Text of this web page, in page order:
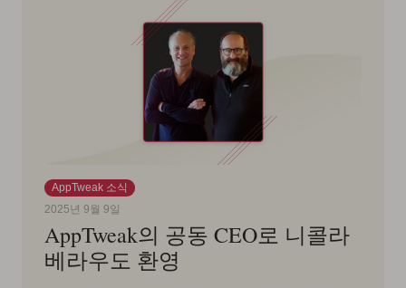
AppTweak 소식
2025년 9월 9일
AppTweak의 공동 CEO로 니콜라
베라우도 환영